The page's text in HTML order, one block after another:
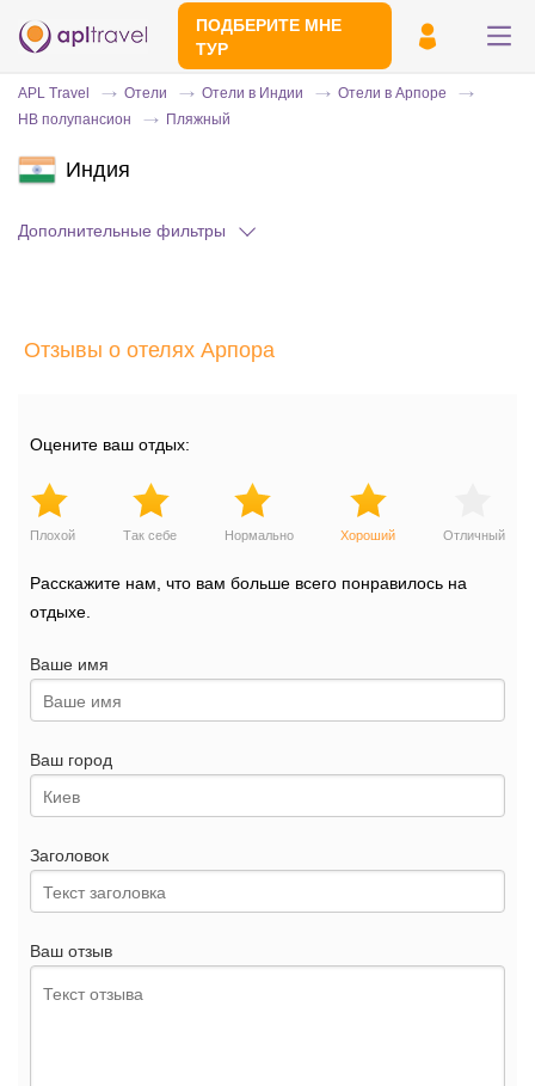
ПОДБЕРИТЕ МНЕ
ТУР
Эксперт свяжется с вами и сделает
APL Travel Отели Отели в Индии
Отели в Арпоре
HB полупансион
Пляжный
Индия
Дополнительные фильтры
Отзывы о отелях Арпора
Оцените ваш отдых:
Плохой Так себе Нормально Хороший Отличный
Расскажите нам, что вам больше всего понравилось на
отдыхе.
Ваше имя
Ваш город
Заголовок
Ваш отзыв